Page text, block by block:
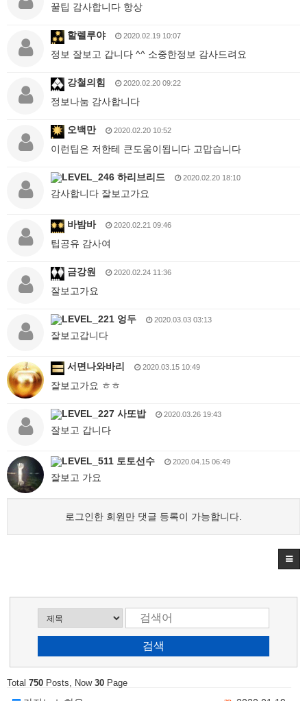
꿀팁 감사합니다 항상
할렐루야 2020.02.19 10:07
정보 잘보고 갑니다 ^^ 소중한정보 감사드려요
강철의힘 2020.02.20 09:22
정보나눔 감사합니다
오백만 2020.02.20 10:52
이런팁은 저한테 큰도움이됩니다 고맙습니다
하리브리드 2020.02.20 18:10
감사합니다 잘보고가요
바밤바 2020.02.21 09:46
팁공유 감사여
금강원 2020.02.24 11:36
잘보고가요
엉두 2020.03.03 03:13
잘보고갑니다
서면나와바리 2020.03.15 10:49
잘보고가요 ㅎㅎ
사또밥 2020.03.26 19:43
잘보고 갑니다
토토선수 2020.04.15 06:49
잘보고 가요
로그인한 회원만 댓글 등록이 가능합니다.
Total 750 Posts, Now 30 Page